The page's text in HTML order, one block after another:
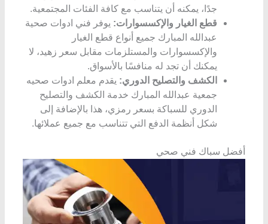
جدًا، يمكنه أن يتناسب مع كافة الفئات المجتمعية.
قطع الغيار والإكسسوارات: يوفر فني ادوات صحية
عبدالله المبارك جميع أنواع قطع الغيار
والإكسسوارات والمستلزمات مقابل سعر زهيد، لا
يمكنك أن تجد له منافسًا بالأسواق.
الكشف والتصليح الدوري: يقدم معلم ادوات صحيه
جمعية عبدالله المبارك خدمة الكشف والتصليح
الدوري للسباكة بسعر رمزي، هذا بالإضافة إلى
شكل أنظمة الدفع التي تتناسب مع جميع عملائها.
أفضل سباك فني صحي